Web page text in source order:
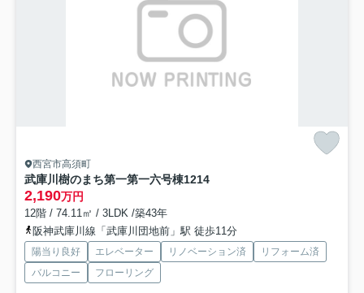
西宮市高須町
武庫川樹のまち第一第一六号棟1214
2,190万円
12階 / 74.11㎡ / 3LDK /築43年
阪神武庫川線「武庫川団地前」駅 徒歩11分
陽当り良好 エレベーター リノベーション済
リフォーム済
バルコニー
フローリング